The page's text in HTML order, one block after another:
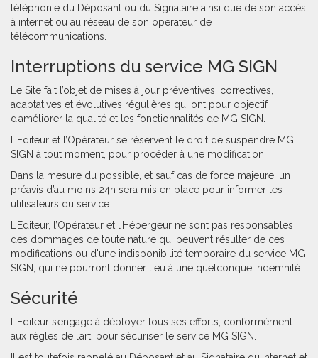
téléphonie du Déposant ou du Signataire ainsi que de son accès
à internet ou au réseau de son opérateur de
télécommunications.
Interruptions du service MG SIGN
Le Site fait l’objet de mises à jour préventives, correctives,
adaptatives et évolutives régulières qui ont pour objectif
d’améliorer la qualité et les fonctionnalités de MG SIGN.
L’Editeur et l’Opérateur se réservent le droit de suspendre MG
SIGN à tout moment, pour procéder à une modification.
Dans la mesure du possible, et sauf cas de force majeure, un
préavis d’au moins 24h sera mis en place pour informer les
utilisateurs du service.
L’Editeur, l’Opérateur et l’Hébergeur ne sont pas responsables
des dommages de toute nature qui peuvent résulter de ces
modifications ou d'une indisponibilité temporaire du service MG
SIGN, qui ne pourront donner lieu à une quelconque indemnité.
Sécurité
L’Editeur s’engage à déployer tous ses efforts, conformément
aux règles de l’art, pour sécuriser le service MG SIGN.